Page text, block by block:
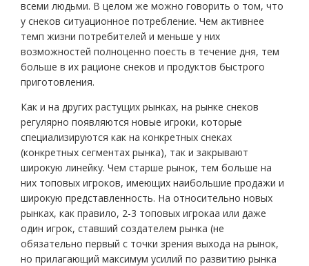
всеми людьми. В целом же можно говорить о том, что
у снеков ситуационное потребление. Чем активнее
темп жизни потребителей и меньше у них
возможностей полноценно поесть в течение дня, тем
больше в их рационе снеков и продуктов быстрого
приготовления.
Как и на других растущих рынках, на рынке снеков
регулярно появляются новые игроки, которые
специализируются как на конкретных снеках
(конкретных сегментах рынка), так и закрывают
широкую линейку. Чем старше рынок, тем больше на
них топовых игроков, имеющих наибольшие продажи и
широкую представленность. На относительно новых
рынках, как правило, 2-3 топовых игрокаа или даже
один игрок, ставший создателем рынка (не
обязательно первый с точки зрения выхода на рынок,
но прилагающий максимум усилий по развитию рынка